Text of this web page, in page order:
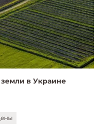
земли в Украине